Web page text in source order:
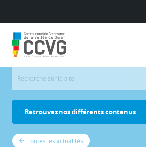
Retrouvez nos différents contenus
Toutes les actualités